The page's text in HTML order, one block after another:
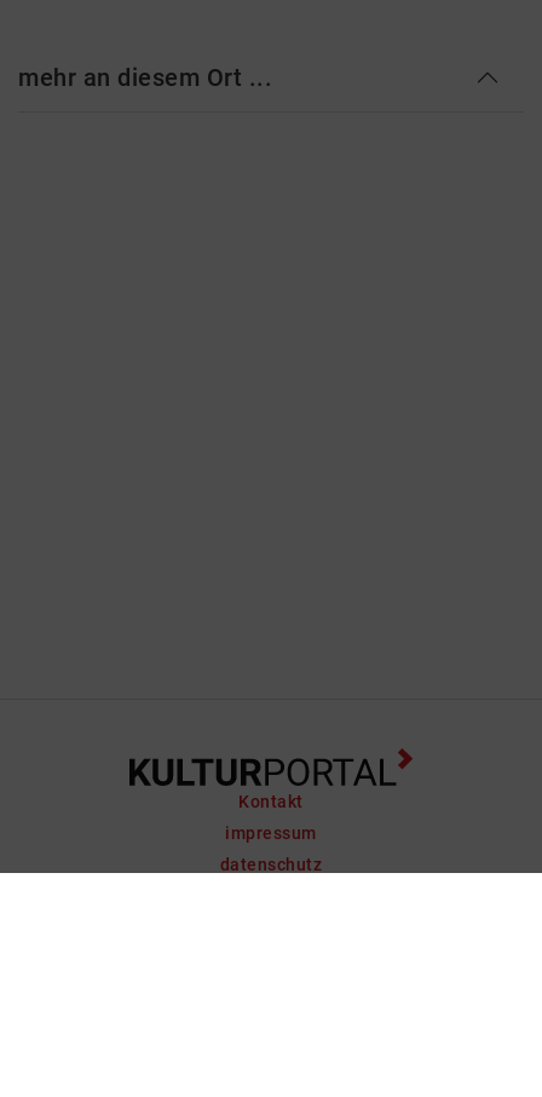
mehr an diesem Ort ...
Kontakt
impressum
datenschutz